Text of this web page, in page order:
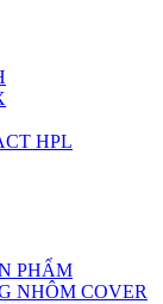
HPL
PHẨM
NHÔM COVER